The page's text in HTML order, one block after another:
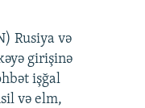
Rusiya və
girişinə
işğal
və elm,